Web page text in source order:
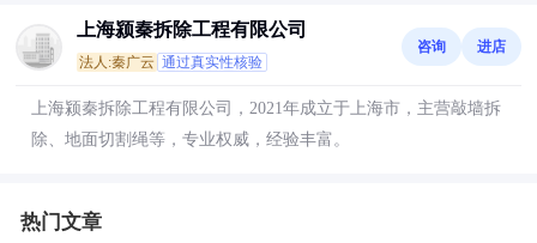
上海颍秦拆除工程有限公司
法人:秦广云 通过真实性核验
咨询 进店
上海颍秦拆除工程有限公司，2021年成立于上海市，主营敲墙拆
除、地面切割绳等，专业权威，经验丰富。
热门文章